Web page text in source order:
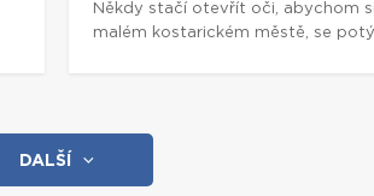
Někdy stačí otevřít oči, abychom
malém kostarickém městě, se
DALŠÍ